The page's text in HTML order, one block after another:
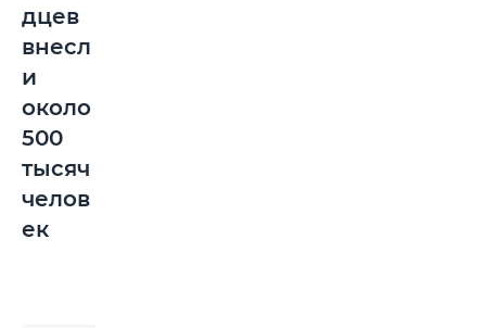
дцев
внесл
и
около
500
тысяч
челов
ек